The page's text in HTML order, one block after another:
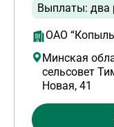
Выплаты: два
ОАО
Минская
сельсовет
Новая, 41